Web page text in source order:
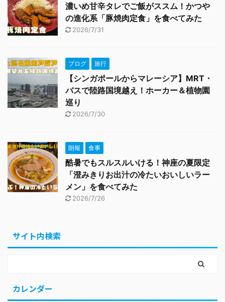
濃いめ甘辛タレでご飯がススム！かつや
の進化系「豚焼肉定食」を食べてみた
2026/7/31
ブログ 旅行
【シンガポールからマレーシア】MRT・
バスで陸路国境越え！ホーカー＆植物園
巡り
2026/7/30
朗報 食事
酷暑でもスルスルいける！神座の夏限定
「澄みきりお出汁の冷たいおいしいラー
メン」を食べてみた
2026/7/26
サイト内検索
カレンダー